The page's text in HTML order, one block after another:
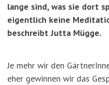
lange sind, was sie dort
eigentlich keine
beschreibt Jutta Mügge.
Je mehr wir den
eher gewinnen wir das